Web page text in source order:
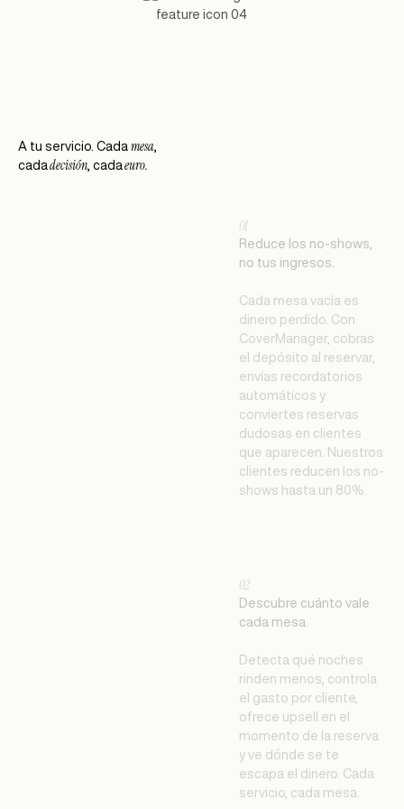
A tu servicio. Cada mesa,
cadadecisión, cadaeuro.
01
Reduce los no-shows,
no tus ingresos.
Cada mesa vacía es
dinero perdido. Con
CoverManager, cobras
el depósito al reservar,
envías recordatorios
automáticos y
conviertes reservas
dudosas en clientes
que aparecen. Nuestros
clientes reducen los no-
shows hasta un 80%.
02
Descubre cuánto vale
cada mesa.
Detecta qué noches
rinden menos, controla
el gasto por cliente,
ofrece upsell en el
momento de la reserva
y ve dónde se te
escapa el dinero. Cada
servicio, cada mesa.